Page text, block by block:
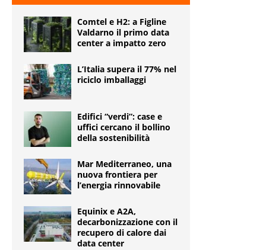
Comtel e H2: a Figline
Valdarno il primo data
center a impatto zero
L’Italia supera il 77% nel
riciclo imballaggi
Edifici “verdi”: case e
uffici cercano il bollino
della sostenibilità
Mar Mediterraneo, una
nuova frontiera per
l’energia rinnovabile
Equinix e A2A,
decarbonizzazione con il
recupero di calore dai
data center